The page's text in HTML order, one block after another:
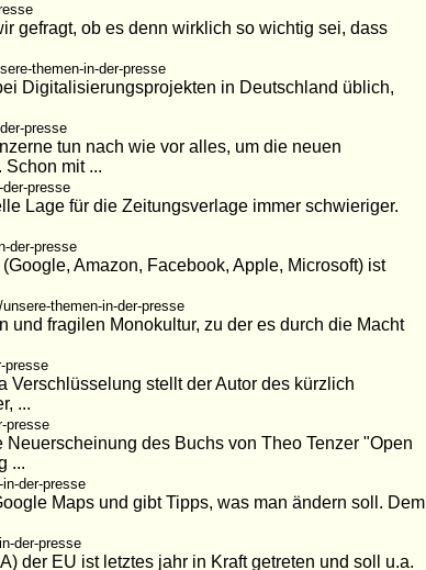
gefragt, ob es denn wirklich so wichtig sei, dass
themen-in-der-presse
Digitalisierungsprojekten in Deutschland üblich,
presse
tun nach wie vor alles, um die neuen
mit ...
presse
Lage für die Zeitungsverlage immer schwieriger.
der-presse
Amazon, Facebook, Apple, Microsoft) ist
themen-in-der-presse
und fragilen Monokultur, zu der es durch die Macht
presse
stellt der Autor des kürzlich
...
presse
des Buchs von Theo Tenzer "Open
...
der-presse
Maps und gibt Tipps, was man ändern soll. Dem
der-presse
der EU ist letztes jahr in Kraft getreten und soll u.a.